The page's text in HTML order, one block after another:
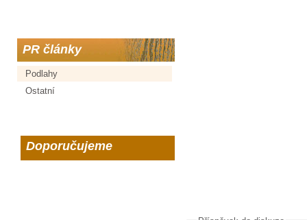
PR články
Podlahy
Ostatní
Doporučujeme